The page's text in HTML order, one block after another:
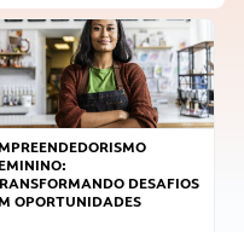
DESAFIOS
OPORTUNIDADES